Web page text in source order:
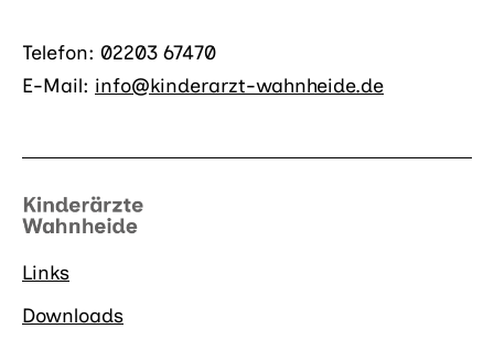
Telefon: 02203 67470
E-Mail: info@kinderarzt-wahnheide.de
Links
Downloads